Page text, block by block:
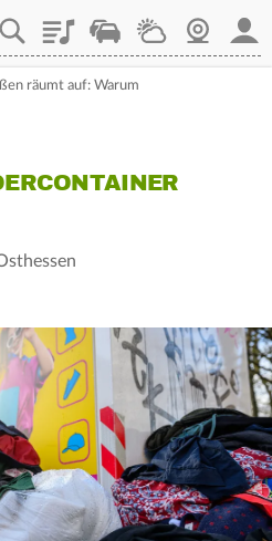
PlaylistStaupilotWetterWebcam
räumt auf: Warum